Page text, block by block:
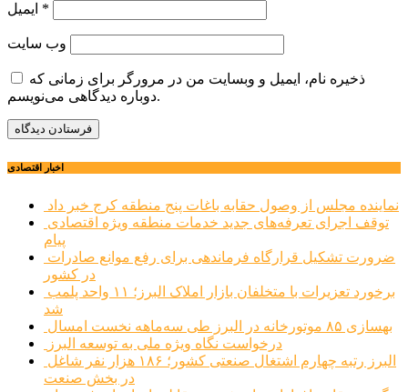
*
وب‌ سایت
ذخیره نام، ایمیل و وبسایت من در مرورگر برای زمانی که
دوباره دیدگاهی می‌نویسم.
اخبار اقتصادی
نماینده مجلس از وصول حقابه باغات پنج منطقه کرج خبر داد
پیام
در کشور
شد
بهسازی ۸۵ موتورخانه در البرز طی سه‌ماهه نخست امسال
درخواست نگاه ویژه ملی به توسعه البرز
در بخش صنعت